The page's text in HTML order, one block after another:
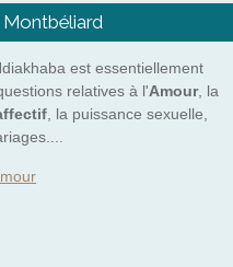
est essentiellement
relatives à l'Amour, la
, la puissance sexuelle,